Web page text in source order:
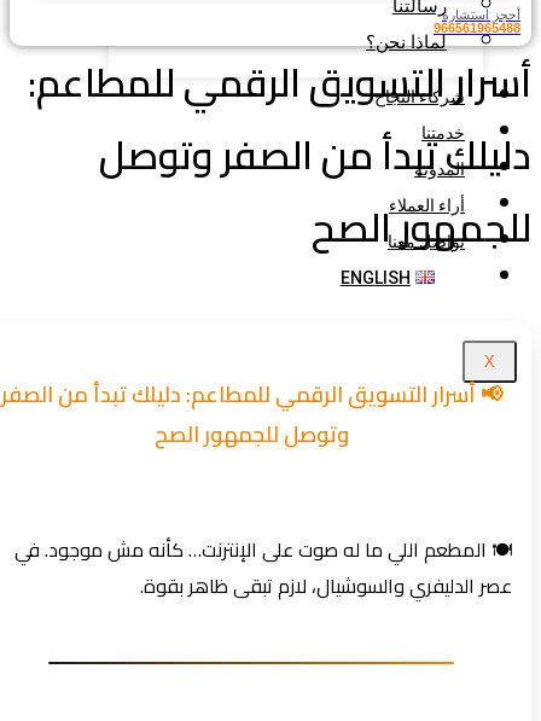
رسالتنا
لماذا نحن؟
شركاء النجاح
خدمتنا
المدونة
أراء العملاء
تواصل معنا
ENGLISH
استشارة
التسويق الرقمي للمطاعم:
تبدأ من الصفر وتوصل
الصح
📢 أسرار التسويق الرقمي للمطاعم: دليلك تبدأ من الصفر
وتوصل للجمهور الصح
🍽️ المطعم اللي ما له صوت على الإنترنت… كأنه مش موجود. في
عصر الدليفري والسوشيال، لازم تبقى ظاهر بقوة.